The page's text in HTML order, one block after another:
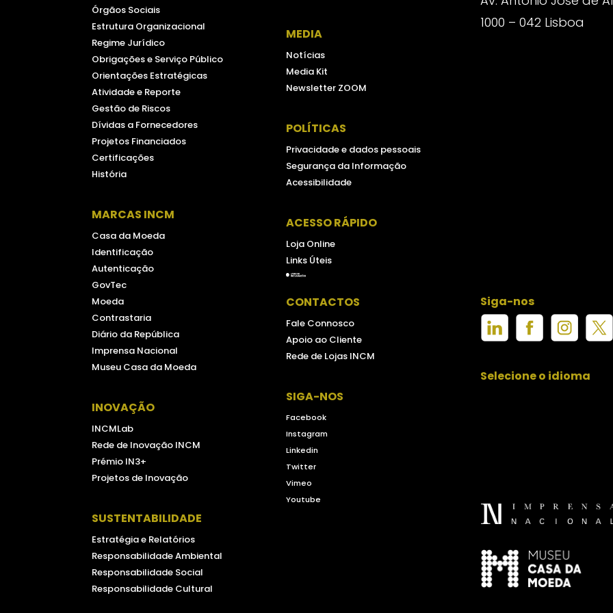
Órgãos Sociais
Estrutura Organizacional
Regime Jurídico
Obrigações e Serviço Público
Orientações Estratégicas
Atividade e Reporte
Gestão de Riscos
Dívidas a Fornecedores
Projetos Financiados
Certificações
História
MARCAS INCM
Casa da Moeda
Identificação
Autenticação
GovTec
Moeda
Contrastaria
Diário da República
Imprensa Nacional
Museu Casa da Moeda
INOVAÇÃO
INCMLab
Rede de Inovação INCM
Prémio IN3+
Projetos de Inovação
SUSTENTABILIDADE
Estratégia e Relatórios
Responsabilidade Ambiental
Responsabilidade Social
Responsabilidade Cultural
MEDIA
Notícias
Media Kit
Newsletter ZOOM
POLÍTICAS
Privacidade e dados pessoais
Segurança da Informação
Acessibilidade
ACESSO RÁPIDO
Loja Online
Links Úteis
CONTACTOS
Fale Connosco
Apoio ao Cliente
Rede de Lojas INCM
SIGA-NOS
Facebook
Instagram
Linkedin
Twitter
Vimeo
Youtube
1000 – 042 Lisboa
Siga-nos
Selecione o idioma